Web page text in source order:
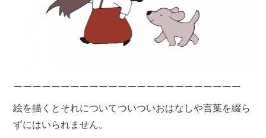
ーーーーーーーーーーーーーーーーーーーーーーーー
絵を描くとそれについてついついおはなしや言葉を綴ら
ずにはいられません。